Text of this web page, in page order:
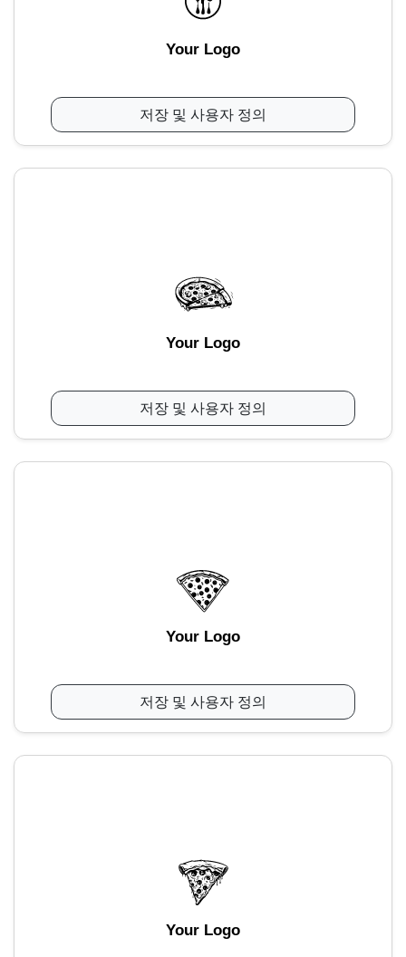
Your Logo
저장 및 사용자 정의
Your Logo
저장 및 사용자 정의
Your Logo
저장 및 사용자 정의
Your Logo